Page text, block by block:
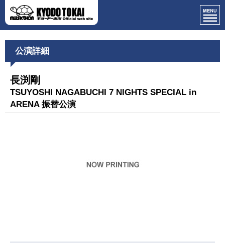
公演詳細
長渕剛
TSUYOSHI NAGABUCHI 7 NIGHTS SPECIAL in
ARENA 振替公演